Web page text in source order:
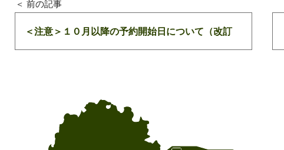
＜注意＞１０月以降の予約開始日について（改訂
版）